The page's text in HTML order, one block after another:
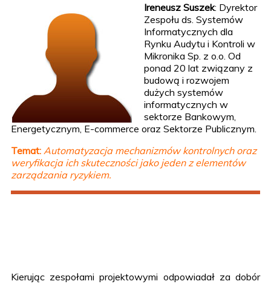
Ireneusz Suszek: Dyrektor
Zespołu ds. Systemów
Informatycznych dla
Rynku Audytu i Kontroli w
Mikronika Sp. z o.o. Od
ponad 20 lat związany z
budową i rozwojem
dużych systemów
informatycznych w
sektorze Bankowym,
Energetycznym, E-commerce oraz Sektorze Publicznym.
Temat: Automatyzacja mechanizmów kontrolnych oraz
weryfikacja ich skuteczności jako jeden z elementów
zarządzania ryzykiem.
Kierując zespołami projektowymi odpowiadał za dobór